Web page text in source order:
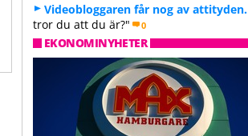
Videobloggaren får nog av attityden.
tror du att du är?"
0
EKONOMINYHETER